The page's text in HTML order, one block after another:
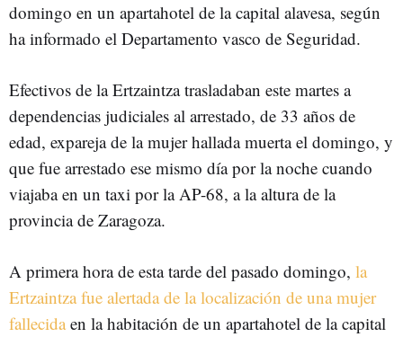
domingo en un apartahotel de la capital alavesa, según
ha informado el Departamento vasco de Seguridad.
Efectivos de la Ertzaintza trasladaban este martes a
dependencias judiciales al arrestado, de 33 años de
edad, expareja de la mujer hallada muerta el domingo, y
que fue arrestado ese mismo día por la noche cuando
viajaba en un taxi por la AP-68, a la altura de la
provincia de Zaragoza.
A primera hora de esta tarde del pasado domingo, la
Ertzaintza fue alertada de la localización de una mujer
fallecidaen la habitación de un apartahotel de la capital